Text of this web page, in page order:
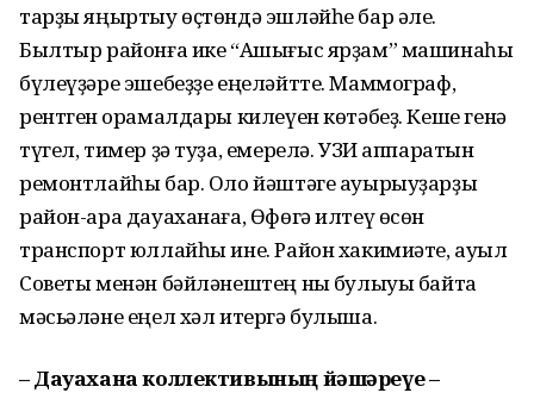
тарҙы яңыртыу өҫтөндә эшләйһе бар әле.
Былтыр районға ике “Ашығыс ярҙам” машинаһы
бүлеүҙәре эшебеҙҙе еңеләйтте. Маммограф,
рентген ҡорамалдары килеүен көтәбеҙ. Кеше генә
түгел, тимер ҙә туҙа, емерелә. УЗИ аппаратын
ремонтлайһы бар. Оло йәштәге ауырыуҙарҙы
район-ара дауаханаға, Өфөгә илтеү өсөн
транспорт юллайһы ине. Район хакимиәте, ауыл
Советы менән бәйләнештең ныҡ булыуы байтаҡ
мәсьәләне еңел хәл итергә булыша.
– Дауахана коллективының йәшәреүе –